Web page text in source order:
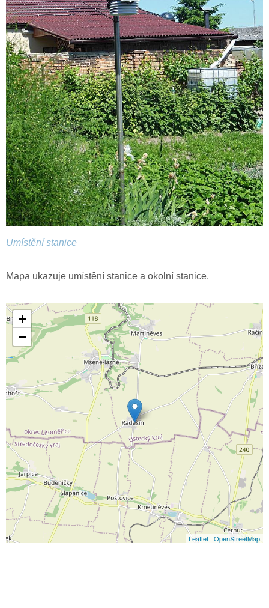
Umístění stanice
Mapa ukazuje umístění stanice a okolní stanice.
+
−
Leaflet | OpenStreetMap